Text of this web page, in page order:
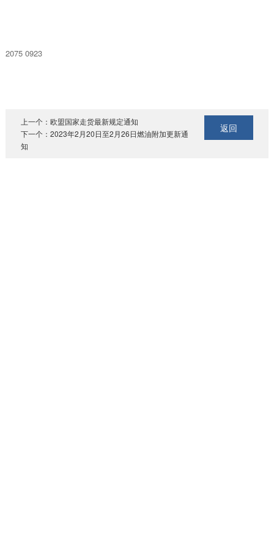
2075 0923
上一个： 欧盟国家走货最新规定通知
下一个： 2023年2月20日至2月26日燃油附加更新通
知
返回